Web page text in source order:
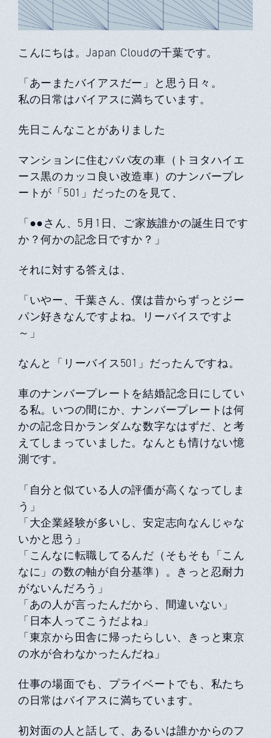
こんにちは。Japan Cloudの千葉です。
「あーまたバイアスだー」と思う日々。
私の日常はバイアスに満ちています。
先日こんなことがありました
マンションに住むパパ友の車（トヨタハイエ
ース黒のカッコ良い改造車）のナンバープレ
ートが「501」だったのを見て、
「●●さん、5月1日、ご家族誰かの誕生日です
か？何かの記念日ですか？」
それに対する答えは、
「いやー、千葉さん、僕は昔からずっとジー
パン好きなんですよね。リーバイスですよ
～」
なんと「リーバイス501」だったんですね。
車のナンバープレートを結婚記念日にしてい
る私。いつの間にか、ナンバープレートは何
かの記念日かランダムな数字なはずだ、と考
えてしまっていました。なんとも情けない憶
測です。
「自分と似ている人の評価が高くなってしま
う」
「大企業経験が多いし、安定志向なんじゃな
いかと思う」
「こんなに転職してるんだ（そもそも「こん
なに」の数の軸が自分基準）。きっと忍耐力
がないんだろう」
「あの人が言ったんだから、間違いない」
「日本人ってこうだよね」
「東京から田舎に帰ったらしい、きっと東京
の水が合わなかったんだね」
仕事の場面でも、プライベートでも、私たち
の日常はバイアスに満ちています。
初対面の人と話して、あるいは誰かからのフ